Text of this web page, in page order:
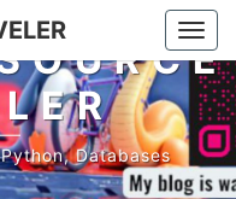
Databases